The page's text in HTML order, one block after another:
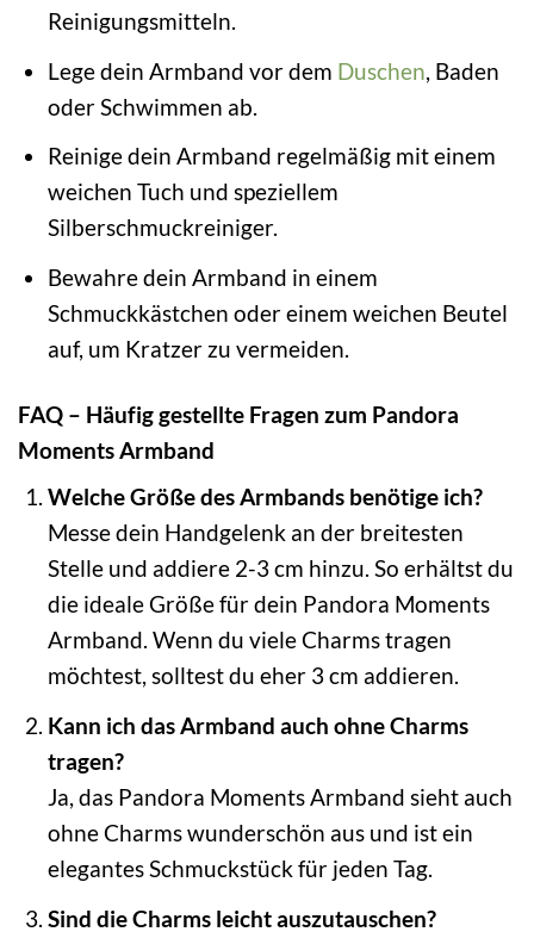
Reinigungsmitteln.
Lege dein Armband vor dem Duschen, Baden
oder Schwimmen ab.
Reinige dein Armband regelmäßig mit einem
weichen Tuch und speziellem
Silberschmuckreiniger.
Bewahre dein Armband in einem
Schmuckkästchen oder einem weichen Beutel
auf, um Kratzer zu vermeiden.
FAQ – Häufig gestellte Fragen zum Pandora
Moments Armband
Welche Größe des Armbands benötige ich?
Messe dein Handgelenk an der breitesten
Stelle und addiere 2-3 cm hinzu. So erhältst du
die ideale Größe für dein Pandora Moments
Armband. Wenn du viele Charms tragen
möchtest, solltest du eher 3 cm addieren.
Kann ich das Armband auch ohne Charms
tragen?
Ja, das Pandora Moments Armband sieht auch
ohne Charms wunderschön aus und ist ein
elegantes Schmuckstück für jeden Tag.
Sind die Charms leicht auszutauschen?